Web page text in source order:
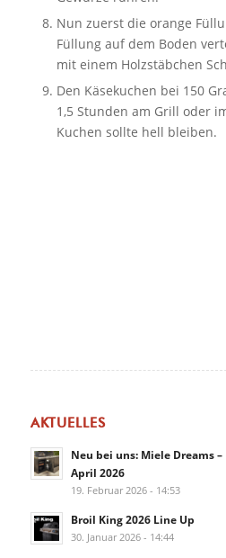
Nun zuerst die orange
Füllung auf dem Boden
mit einem Holzstäbchen
Den Käsekuchen bei 150
1,5 Stunden am Grill oder
Kuchen sollte hell bleiben.
AKTUELLES
Neu bei uns: Miele Dreams
April 2026
19. Februar 2026 - 14:53
Broil King 2026 Line Up
30. Januar 2026 - 14:44